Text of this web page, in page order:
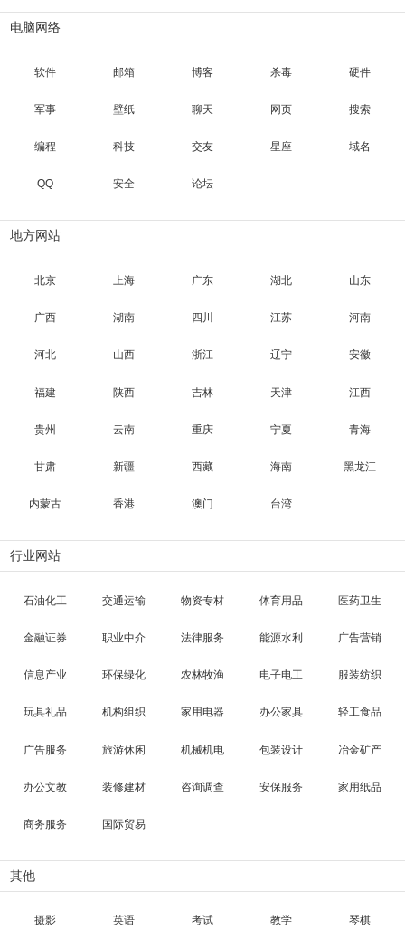
电脑网络
软件 邮箱 博客 杀毒 硬件
军事 壁纸 聊天 网页 搜索
编程 科技 交友 星座 域名
QQ 安全 论坛
地方网站
北京 上海 广东 湖北 山东
广西 湖南 四川 江苏 河南
河北 山西 浙江 辽宁 安徽
福建 陕西 吉林 天津 江西
贵州 云南 重庆 宁夏 青海
甘肃 新疆 西藏 海南 黑龙江
内蒙古 香港 澳门 台湾
行业网站
石油化工 交通运输 物资专材 体育用品 医药卫生
金融证券 职业中介 法律服务 能源水利 广告营销
信息产业 环保绿化 农林牧渔 电子电工 服装纺织
玩具礼品 机构组织 家用电器 办公家具 轻工食品
广告服务 旅游休闲 机械机电 包装设计 冶金矿产
办公文教 装修建材 咨询调查 安保服务 家用纸品
商务服务 国际贸易
其他
摄影 英语 考试 教学 琴棋